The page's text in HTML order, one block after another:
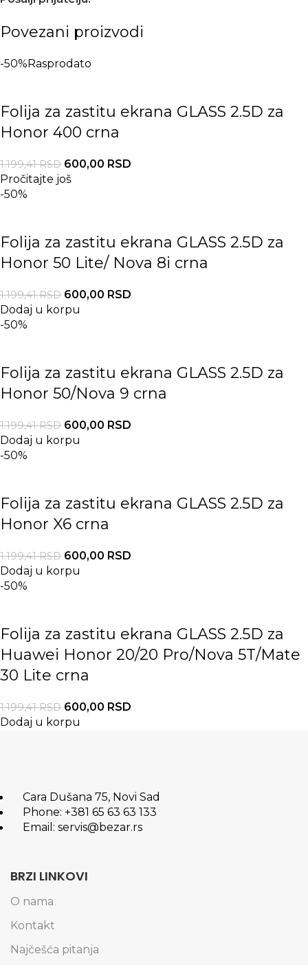
Povezani proizvodi
-50%Rasprodato
Folija za zastitu ekrana GLASS 2.5D za
Honor 400 crna
1.199,41RSD 600,00 RSD
Pročitajte još
-50%
Folija za zastitu ekrana GLASS 2.5D za
Honor 50 Lite/ Nova 8i crna
1.199,41RSD 600,00 RSD
Dodaj u korpu
-50%
Folija za zastitu ekrana GLASS 2.5D za
Honor 50/Nova 9 crna
1.199,41RSD 600,00 RSD
Dodaj u korpu
-50%
Folija za zastitu ekrana GLASS 2.5D za
Honor X6 crna
1.199,41RSD 600,00 RSD
Dodaj u korpu
-50%
Folija za zastitu ekrana GLASS 2.5D za
Huawei Honor 20/20 Pro/Nova 5T/Mate
30 Lite crna
1.199,41RSD 600,00 RSD
Dodaj u korpu
Cara Dušana 75, Novi Sad
Phone: +381 65 63 63 133
Email: servis@bezar.rs
BRZI LINKOVI
O nama
Kontakt
Najčešća pitanja